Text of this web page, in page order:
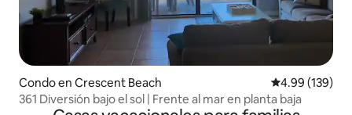
Condo en Crescent Beach Calificación
4.99 (139)
361 Diversión bajo el sol | Frente al mar en planta baja